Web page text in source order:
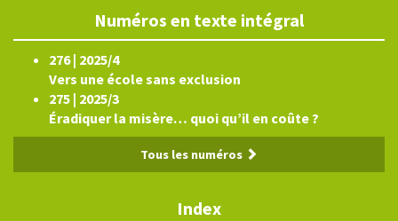
Numéros en texte intégral
276 | 2025/4
Vers une école sans exclusion
275 | 2025/3
Éradiquer la misère… quoi qu’il en coûte ?
Tous les numéros
Index